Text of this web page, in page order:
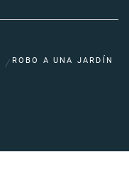
ROBO A UNA JARDÍN